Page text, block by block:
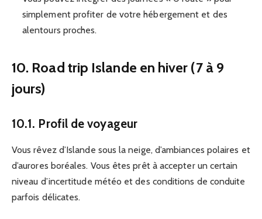
simplement profiter de votre hébergement et des
alentours proches.
10. Road trip Islande en hiver (7 à 9
jours)
10.1. Profil de voyageur
Vous rêvez d’Islande sous la neige, d’ambiances polaires et
d’aurores boréales. Vous êtes prêt à accepter un certain
niveau d’incertitude météo et des conditions de conduite
parfois délicates.